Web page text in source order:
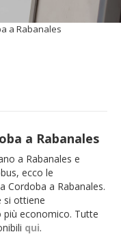
a Rabanales
a Rabanales
a Rabanales e
ecco le
Cordoba a Rabanales.
si ottiene
più economico. Tutte
qui.